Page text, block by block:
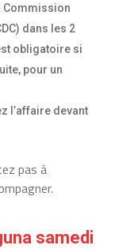
Commission
dans les 2
obligatoire si
pour un
l’affaire devant
pas à
samedi